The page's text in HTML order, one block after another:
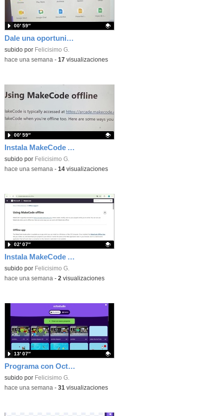
Dale una oportunidad a los Chromebooks y utiliza un proyector para realizar talleres si no tienes pantallas táctiles
Contenido educativo.
subido por Felicisimo G.
00′ 59″
-hace una semana - 17 visualizaciones
Instala MakeCode Arcade para trabajar offline en tu tablet, ordenador, Chromebook
Contenido educativo.
subido por Felicisimo G.
00′ 59″
-hace una semana - 14visualizaciones
Instala MakeCode Arcade offline para programar grandes juegos sin necesidad de Internet
Contenido educativo.
subido por Felicisimo G.
02′ 07″
-hace una semana - 2 visualizaciones
Programa con OctoStudio, un juego de disparos contra Zombies con un cargador basado en el House of the dead
Contenido educativo.
subido por Felicisimo G.
13′ 07″
-hace una semana - 31 visualizaciones